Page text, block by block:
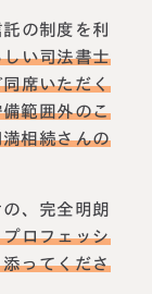
の制度を利
い司法書士
席いただく
範囲外のこ
相続さんの
、完全明朗
ロフェッシ
ってくださ